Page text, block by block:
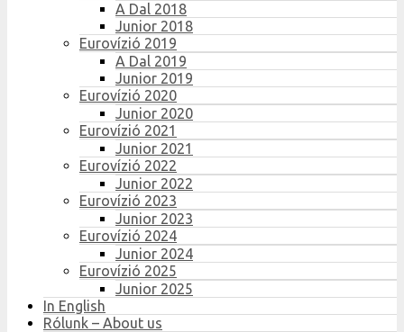
A Dal 2018
Junior 2018
Eurovízió 2019
A Dal 2019
Junior 2019
Eurovízió 2020
Junior 2020
Eurovízió 2021
Junior 2021
Eurovízió 2022
Junior 2022
Eurovízió 2023
Junior 2023
Eurovízió 2024
Junior 2024
Eurovízió 2025
Junior 2025
In English
Rólunk – About us